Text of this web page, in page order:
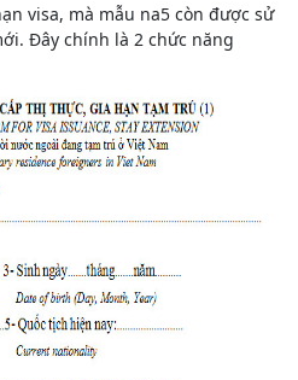
visa, mà mẫu na5 còn được sử
Đây chính là 2 chức năng